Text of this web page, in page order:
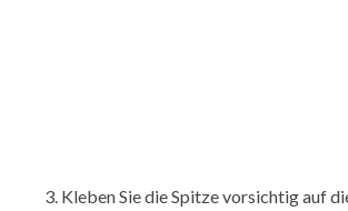
Kleben Sie die Spitze vorsichtig auf